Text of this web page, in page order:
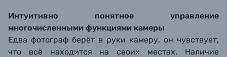
Интуитивно понятное управление
многочисленными функциями камеры
Едва фотограф берёт в руки камеру, он чувствует,
что всё находится на своих местах. Наличие